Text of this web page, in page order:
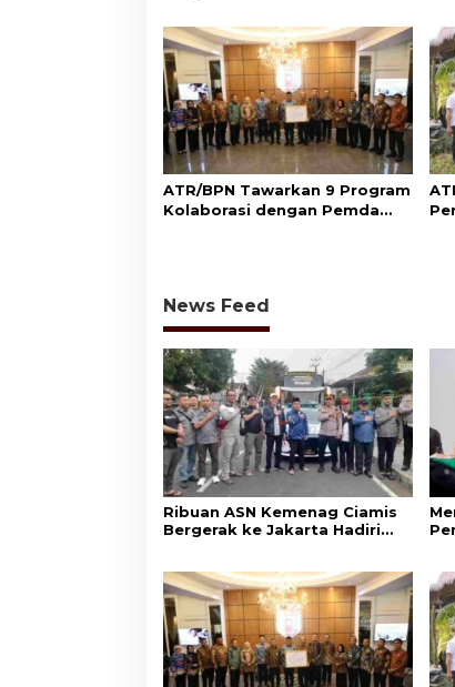
ATR/BPN Tawarkan 9 Program
Kolaborasi dengan Pemda
News Feed
Ribuan ASN Kemenag Ciamis
Bergerak ke Jakarta Hadiri